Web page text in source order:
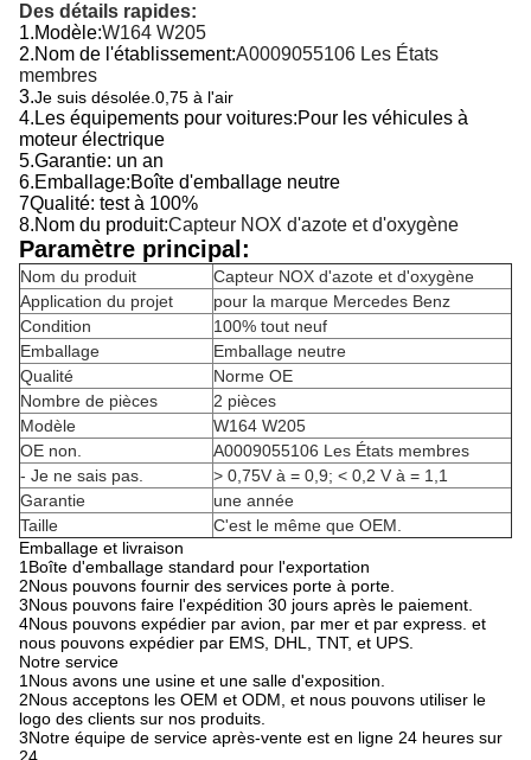
Des détails rapides:
1.Modèle:W164 W205
2.Nom de l'établissement:A0009055106 Les États
membres
3.Je suis désolée.0,75 à l'air
4. Les équipements pour voitures:Pour les véhicules à
moteur électrique
5.Garantie: un an
6.Emballage:Boîte d'emballage neutre
7Qualité: test à 100%
8.Nom du produit:Capteur NOX d'azote et d'oxygène
Paramètre principal:
Nom du produit
Capteur NOX d'azote et d'oxygène
Application du projet
pour la marque Mercedes Benz
Condition
100% tout neuf
Emballage
Emballage neutre
Qualité
Norme OE
Nombre de pièces
2 pièces
Modèle
W164 W205
OE non.
A0009055106 Les États membres
- Je ne sais pas.
> 0,75V à = 0,9; < 0,2 V à = 1,1
Garantie
une année
Taille
C'est le même que OEM.
Emballage et livraison
1Boîte d'emballage standard pour l'exportation
2Nous pouvons fournir des services porte à porte.
3Nous pouvons faire l'expédition 30 jours après le paiement.
4Nous pouvons expédier par avion, par mer et par express. et
nous pouvons expédier par EMS, DHL, TNT, et UPS.
Notre service
1Nous avons une usine et une salle d'exposition.
2Nous acceptons les OEM et ODM, et nous pouvons utiliser le
logo des clients sur nos produits.
3Notre équipe de service après-vente est en ligne 24 heures sur